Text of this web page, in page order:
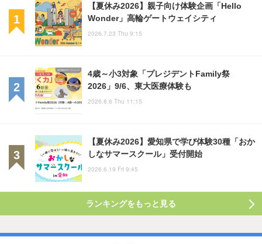
【夏休み2026】親子向け体験企画「Hello
Wonder」高輪ゲートウェイシティ
2026.7.23 Thu 9:15
4歳～小3対象「プレジデントFamily祭
2026」9/6、東大医療体験も
2026.8.6 Thu 11:15
【夏休み2026】愛知県で学び体験30種「おか
しなサマースクール」受付開始
2026.6.19 Fri 9:45
ランキングをもっと見る